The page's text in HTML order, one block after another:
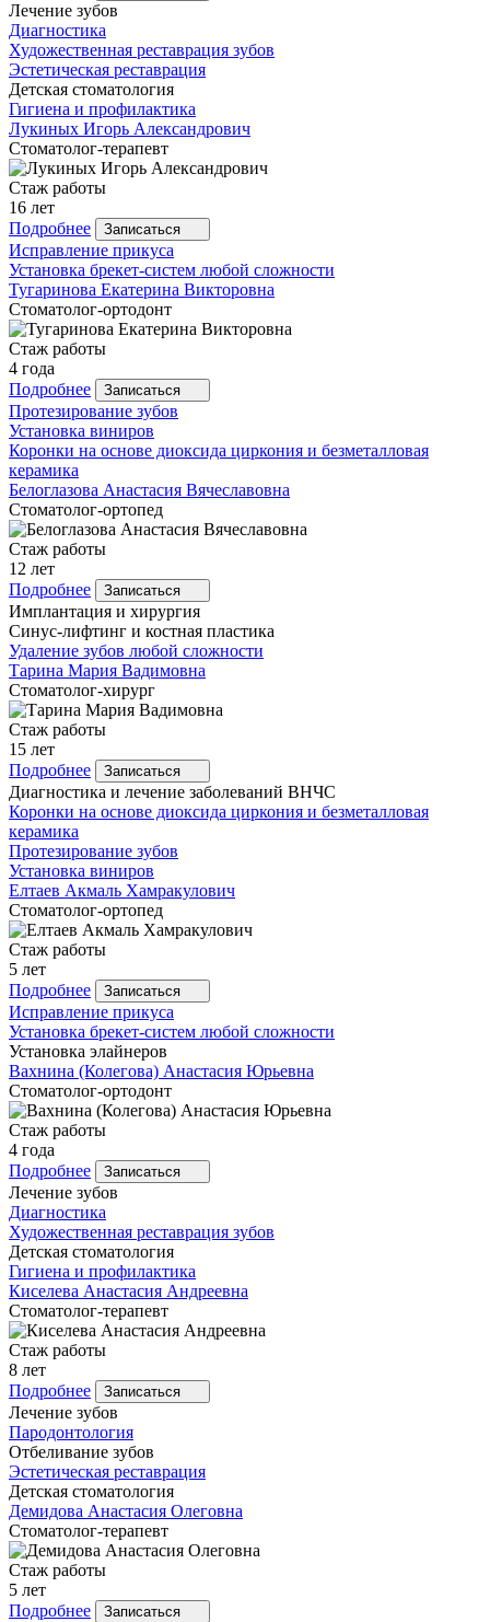
Лечение зубов
Диагностика
Художественная реставрация зубов
Эстетическая реставрация
Детская стоматология
Гигиена и профилактика
Лукиных Игорь Александрович
Стоматолог-терапевт
Стаж работы
16 лет
Подробнее
Записаться
Исправление прикуса
Установка брекет-систем любой сложности
Тугаринова Екатерина Викторовна
Стоматолог-ортодонт
Стаж работы
4 года
Подробнее
Записаться
Протезирование зубов
Установка виниров
Коронки на основе диоксида циркония и безметалловая
керамика
Белоглазова Анастасия Вячеславовна
Стоматолог-ортопед
Стаж работы
12 лет
Подробнее
Записаться
Имплантация и хирургия
Синус-лифтинг и костная пластика
Удаление зубов любой сложности
Тарина Мария Вадимовна
Стоматолог-хирург
Стаж работы
15 лет
Подробнее
Записаться
Диагностика и лечение заболеваний ВНЧС
Коронки на основе диоксида циркония и безметалловая
керамика
Протезирование зубов
Установка виниров
Елтаев Акмаль Хамракулович
Стоматолог-ортопед
Стаж работы
5 лет
Подробнее
Записаться
Исправление прикуса
Установка брекет-систем любой сложности
Установка элайнеров
Вахнина (Колегова) Анастасия Юрьевна
Стоматолог-ортодонт
Стаж работы
4 года
Подробнее
Записаться
Лечение зубов
Диагностика
Художественная реставрация зубов
Детская стоматология
Гигиена и профилактика
Киселева Анастасия Андреевна
Стоматолог-терапевт
Стаж работы
8 лет
Подробнее
Записаться
Лечение зубов
Пародонтология
Отбеливание зубов
Эстетическая реставрация
Детская стоматология
Демидова Анастасия Олеговна
Стоматолог-терапевт
Стаж работы
5 лет
Подробнее
Записаться